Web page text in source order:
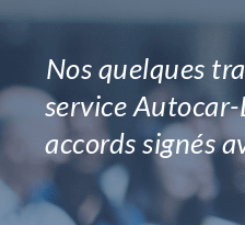
Nos quelques
service
accords signés